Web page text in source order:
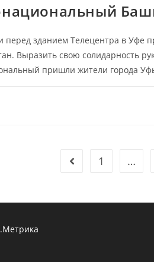
перед зданием Телецентра в Уфе
Выразить свою солидарность
пришли жители города
Go to the previous
1 …